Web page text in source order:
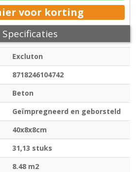
voor korting
Specificaties
Excluton
8718246104742
Beton
Geïmpregneerd en geborsteld
40x8x8cm
31,13 stuks
8.48 m2